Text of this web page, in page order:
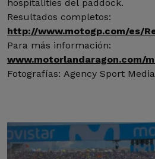
hospitalities del paddock.
Resultados completos:
http://www.motogp.com/es/
Para más información:
www.motorlandaragon.com/
Fotografías: Agency Sport Media